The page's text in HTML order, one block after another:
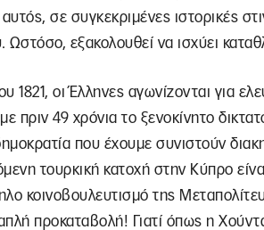
σε συγκεκριμένες ιστορικές
εξακολουθεί να ισχύει
οι Έλληνες αγωνίζονται για
πριν 49 χρόνια το ξενοκίνητο
που έχουμε συνιστούν
τουρκική κατοχή στην Κύπρο
κοινοβουλευτισμό της
απλή προκαταβολή! Γιατί όπως η